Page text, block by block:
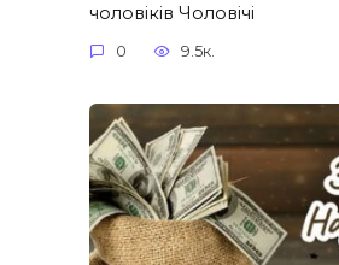
чоловіків​ Чоловічі
0 9.5к.